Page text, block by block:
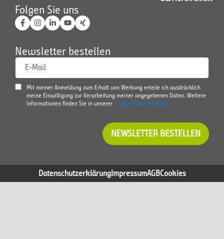
Folgen Sie uns
Newsletter bestellen
E-Mail
Mit meiner Anmeldung zum Erhalt von Werbung erteile ich ausdrücklich
meine Einwilligung zur Verarbeitung meiner angegebenen Daten. Weitere
Informationen finden Sie in unserer Datenschutzerklärung
NEWSLETTER BESTELLEN
DatenschutzerklärungImpressumAGBCookies